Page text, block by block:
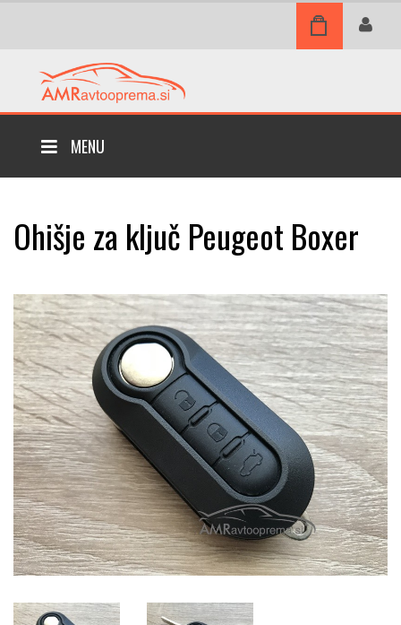
MENU
Ohišje za ključ Peugeot Boxer